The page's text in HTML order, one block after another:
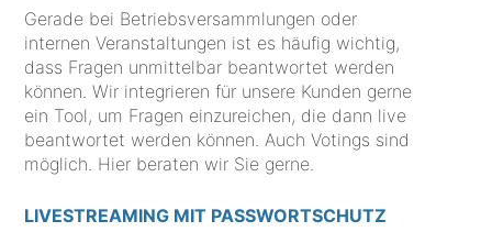
Gerade bei Betriebsversammlungen oder
internen Veranstaltungen ist es häufig wichtig,
dass Fragen unmittelbar beantwortet werden
können. Wir integrieren für unsere Kunden gerne
ein Tool, um Fragen einzureichen, die dann live
beantwortet werden können. Auch Votings sind
möglich. Hier beraten wir Sie gerne.
LIVESTREAMING MIT PASSWORTSCHUTZ